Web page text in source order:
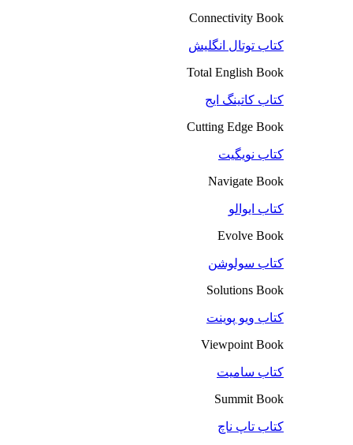
Connectivity Book
کتاب توتال انگلیش
Total English Book
کتاب کاتینگ ایج
Cutting Edge Book
کتاب نویگیت
Navigate Book
کتاب ایوالو
Evolve Book
کتاب سولوشن
Solutions Book
کتاب ویو پوینت
Viewpoint Book
کتاب سامیت
Summit Book
کتاب تاپ ناچ